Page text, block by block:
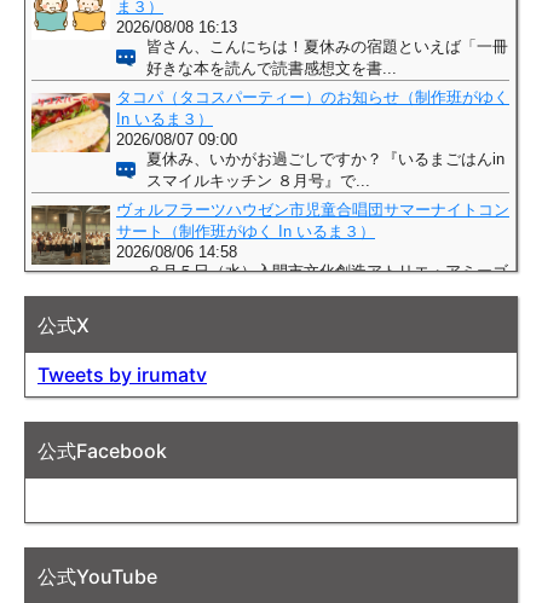
公式X
Tweets by irumatv
公式Facebook
公式YouTube